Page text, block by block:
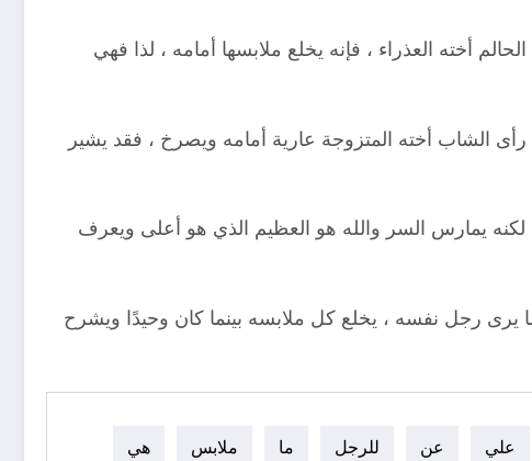
أخته العذراء ، فإنه يخلع ملابسها أمامه ، لذا فهي
الشاب أخته المتزوجة عارية أمامه ويصرخ ، فقد يشير
يمارس السر والله هو العظيم الذي هو أعلى ويعرف
رجل نفسه ، يخلع كل ملابسه بينما كان وحيدًا ويشرح
علي عن للرجل ما ملابس هي